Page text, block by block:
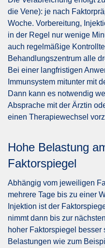
die Vene): je nach
Woche. Vorbereitung,
in der Regel nur wenige
auch regelmäßige
Behandlungszentrum alle
Bei einer langfristigen
Immunsystem mitunter mit
Dann kann es notwendig
Absprache mit der Ärztin
einen Therapiewechsel
Hohe Belastung
Faktorspiegel
Abhängig vom jeweiligen
mehrere Tage bis zu einer
Injektion ist der
nimmt dann bis zur
hoher Faktorspiegel
Belastungen wie zum